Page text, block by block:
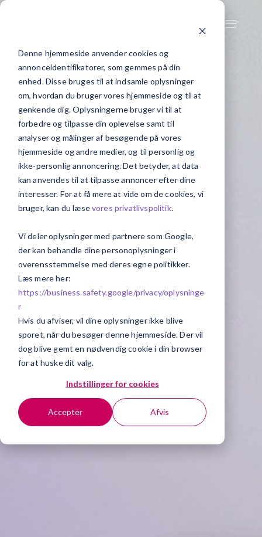
Denne hjemmeside anvender cookies og
annonceidentifikatorer, som gemmes på din
enhed. Disse bruges til at indsamle oplysninger
om, hvordan du bruger vores hjemmeside og til at
genkende dig. Oplysningerne bruger vi til at
forbedre og tilpasse din oplevelse samt til
analyser og målinger af besøgende på vores
hjemmeside og andre medier, og til personlig og
ikke-personlig annoncering. Det betyder, at data
kan anvendes til at tilpasse annoncer efter dine
interesser. For at få mere at vide om de cookies, vi
bruger, kan du læsevores privatlivspolitik.
Vi deler oplysninger med partnere som Google,
der kan behandle dine personoplysninger i
overensstemmelse med deres egne politikker.
Læs mere her:
https://business.safety.google/privacy/oplysninge
r
Hvis du afviser, vil dine oplysninger ikke blive
sporet, når du besøger denne hjemmeside. Der vil
dog blive gemt en nødvendig cookie i din browser
for at huske dit valg.
Indstillinger for cookies
Accepter Afvis